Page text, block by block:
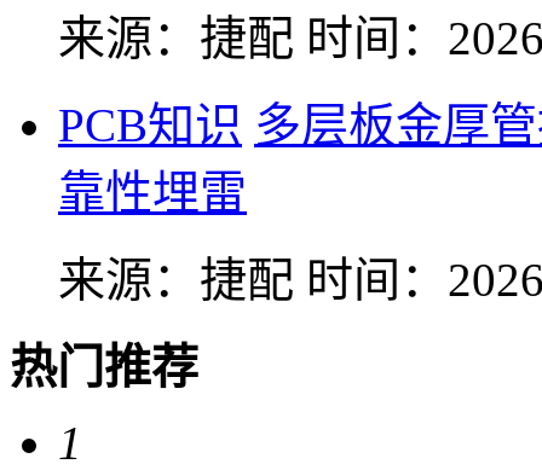
来源：捷配 时间：
PCB知识 多层板金厚
靠性埋雷
来源：捷配 时间：
热门推荐
1